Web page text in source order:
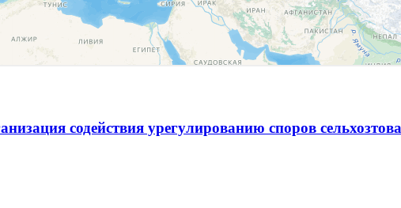
содействия урегулированию споров